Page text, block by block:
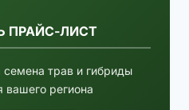
ПРАЙС-ЛИСТ
трав и гибриды
вашего региона